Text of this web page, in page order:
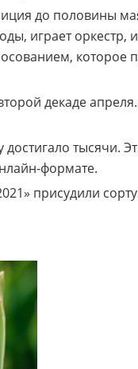
до половины
играет оркестр,
которое
декаде
достигало тысячи.
формате.
присудили